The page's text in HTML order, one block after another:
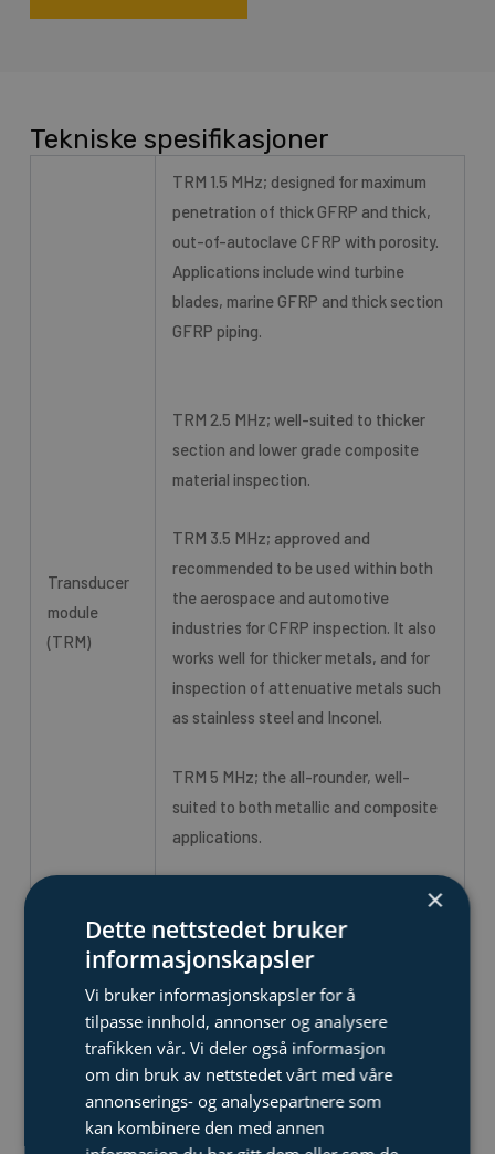
Tekniske spesifikasjoner
Transducer
module
(TRM)
TRM 1.5 MHz; designed for maximum
penetration of thick GFRP and thick,
out-of-autoclave CFRP with porosity.
Applications include wind turbine
blades, marine GFRP and thick section
GFRP piping.
TRM 2.5 MHz; well-suited to thicker
section and lower grade composite
material inspection.
TRM 3.5 MHz; approved and
recommended to be used within both
the aerospace and automotive
industries for CFRP inspection. It also
works well for thicker metals, and for
inspection of attenuative metals such
as stainless steel and Inconel.
TRM 5 MHz; the all-rounder, well-
suited to both metallic and composite
applications.
metallic applications.
TRM 10 MHz; provides great sensitivity
for inspections of thinner components.
Type of scan: A-, B-, and C-scans
(Amplitude & Time of flight), and 3D
×
Dette nettstedet bruker
informasjonskapsler
Vi bruker informasjonskapsler for å
tilpasse innhold, annonser og analysere
trafikken vår. Vi deler også informasjon
om din bruk av nettstedet vårt med våre
annonserings- og analysepartnere som
kan kombinere den med annen